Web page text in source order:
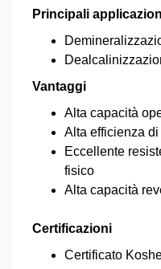
Principali
Vantaggi
Alta capacità
Alta efficienza
Eccellente
fisico
Alta capacità
Certificazioni
Certificato